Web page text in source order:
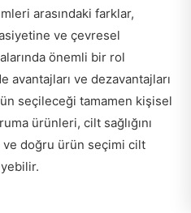
arasındaki farklar,
ve çevresel
önemli bir rol
avantajları ve dezavantajları
seçileceği tamamen kişisel
ürünleri, cilt sağlığını
doğru ürün seçimi cilt